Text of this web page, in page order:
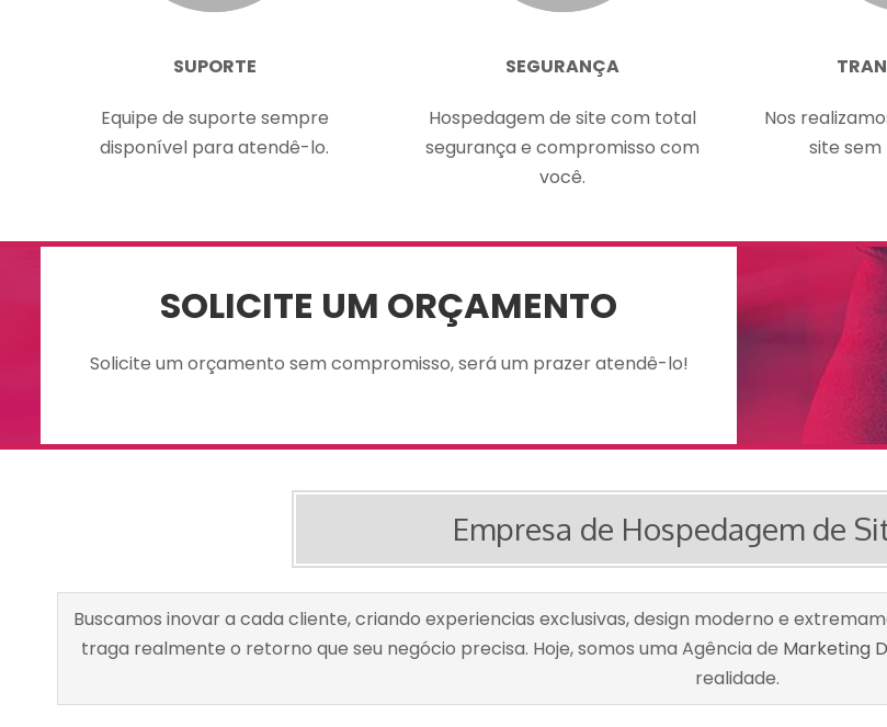
SUPORTE
Equipe de suporte sempre
disponível para atendê-lo.
SEGURANÇA
Hospedagem de site com total
segurança e compromisso com
você.
Nos
site sem
SOLICITE UM ORÇAMENTO
Solicite um orçamento sem compromisso, será um prazer atendê-lo!
Empresa de Hospedagem de
Buscamos inovar a cada cliente, criando experiencias exclusivas, design moderno e
traga realmente o retorno que seu negócio precisa. Hoje, somos uma Agência de Marketing
realidade.